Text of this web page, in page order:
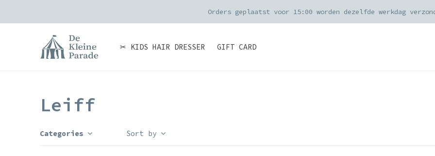
✂ KIDS HAIR DRESSER GIFT CARD
Orders geplaatst voor 15:00 worden dezelfde werkdag
Leiff
Categories Sort by